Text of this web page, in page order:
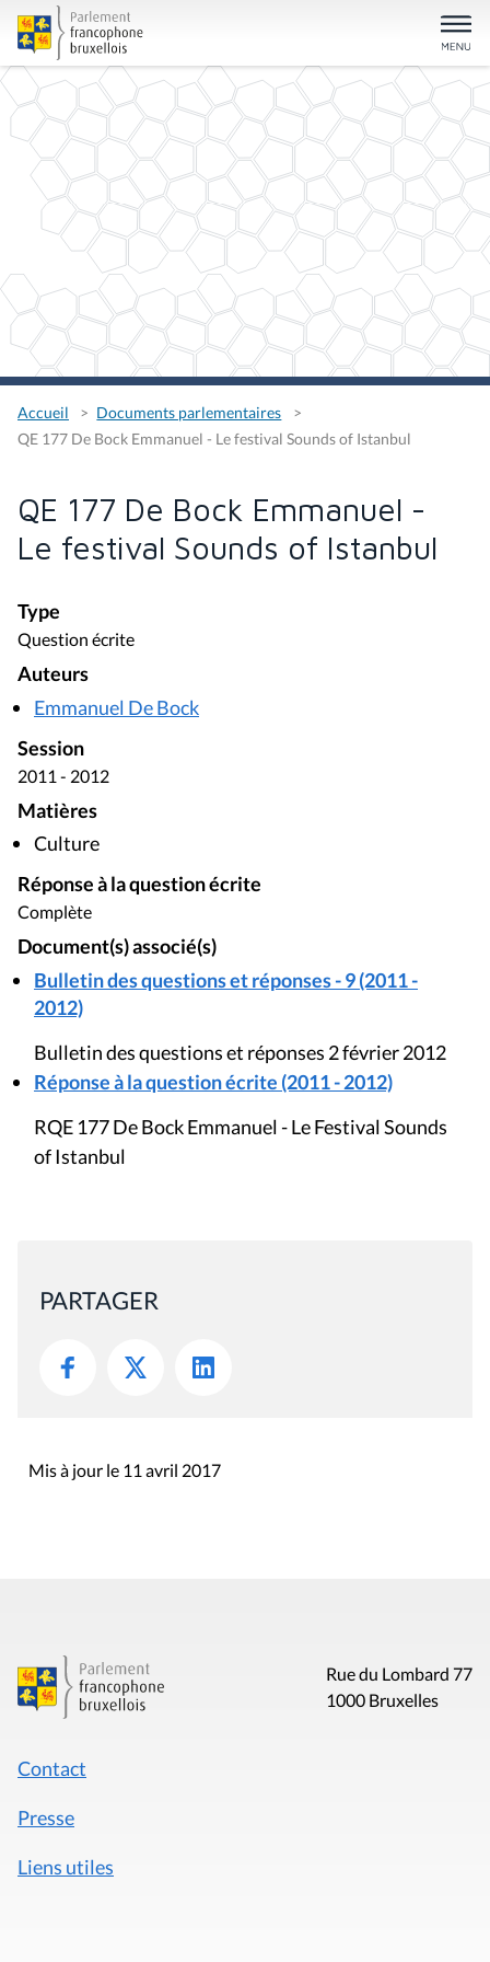
Accueil
Documents parlementaires
QE 177 De Bock Emmanuel - Le festival Sounds of Istanbul
QE 177 De Bock Emmanuel -
Le festival Sounds of Istanbul
Type
Question écrite
Auteurs
Emmanuel De Bock
Session
2011 - 2012
Matières
Culture
Réponse à la question écrite
Complète
Document(s) associé(s)
Bulletin des questions et réponses - 9 (2011 -
2012)
Bulletin des questions et réponses 2 février 2012
Réponse à la question écrite (2011 - 2012)
RQE 177 De Bock Emmanuel - Le Festival Sounds
of Istanbul
PARTAGER
Mis à jour le 11 avril 2017
Rue du Lombard 77
1000 Bruxelles
Contact
Presse
Liens utiles